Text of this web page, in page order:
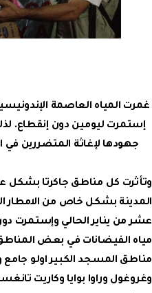
غمرت المياه العاصمة
إستمرت ليومين دون إنقطاع.
جهودها لإغاثة المتضررين
وتأثرت كل مناطق جاكرتا بشكل
المدينة بشكل خاص من الامطار
عشر من يناير الحالي وإستمرت
مياه الفيضانات في بعض
مناطق المسجد الكبير اولو جامع
وغروغول وراوا بوايا وكاريت